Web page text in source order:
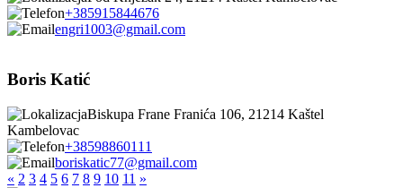
+385915844676
engri1003@gmail.com
Boris Katić
Biskupa Frane Franića 106, 21214 Kaštel
Kambelovac
+38598860111
boriskatic77@gmail.com
« 2 3 4 5 6 7 8 9 10 11 »